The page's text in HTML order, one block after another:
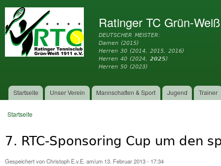
Ratinger TC Grün-
DEUTSCHER MEISTER:
Damen (2015)
Herren 30 (2014, 2015, 2016)
Herren 40 (2024,2025)
Herren 50 (2023)
Hauptmenü
Startseite Unser Verein Mannschaften & Sport Jugend Trainer
Startseite
7. RTC-Sponsoring Cup um den
Gespeichert vonChristoph E.v.E. am/um 13. Februar 2013 - 17:34